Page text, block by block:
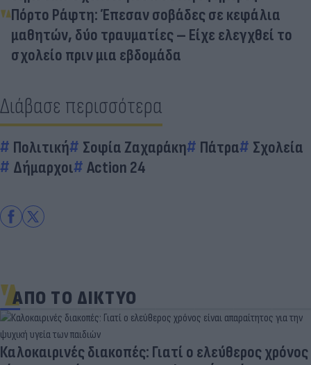
Πόρτο Ράφτη: Έπεσαν σοβάδες σε κεφάλια
μαθητών, δύο τραυματίες – Είχε ελεγχθεί το
σχολείο πριν μια εβδομάδα
Διάβασε περισσότερα
Πολιτική Σοφία Ζαχαράκη Πάτρα
Σχολεία
Δήμαρχοι
Action 24
ΑΠΟ ΤΟ ΔΙΚΤΥΟ
Καλοκαιρινές διακοπές: Γιατί ο ελεύθερος χρόνος